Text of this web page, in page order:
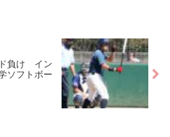
負け イン
ソフトボー